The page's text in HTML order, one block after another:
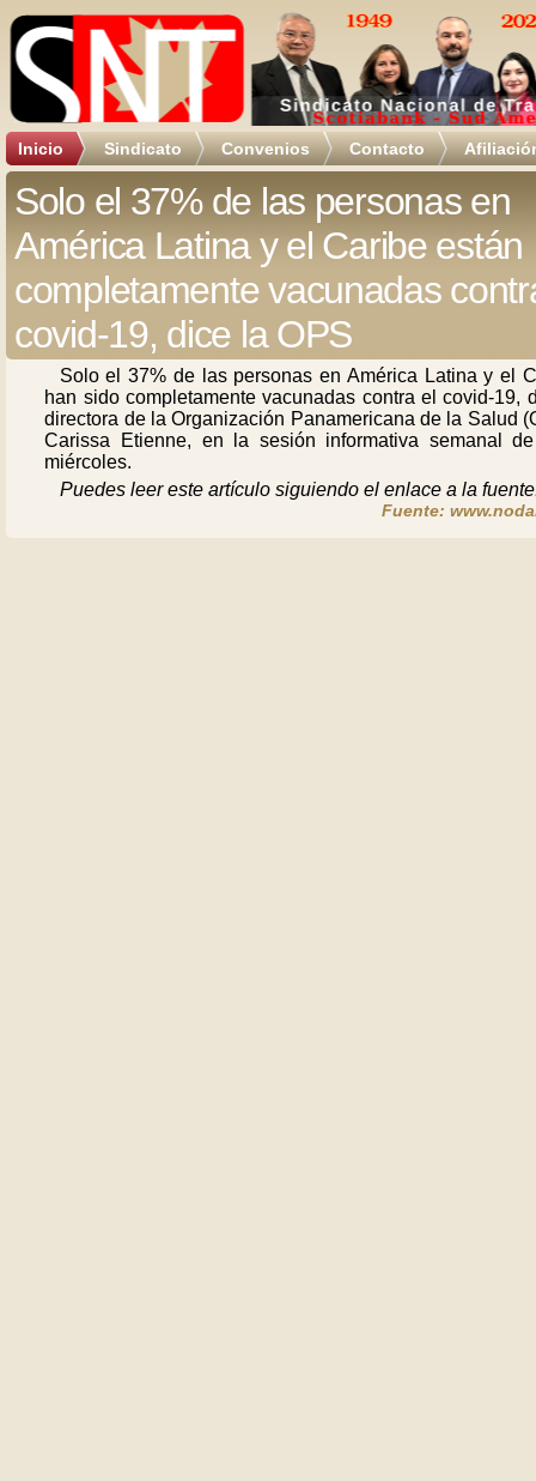
Inicio Sindicato Convenios Contacto
Solo el 37% de las personas en
América Latina y el Caribe están
completamente vacunadas
covid-19, dice la OPS
Solo el 37% de las personas en América Latina y el
han sido completamente vacunadas contra el covid-19,
directora de la Organización Panamericana de la Salud
Carissa Etienne, en la sesión informativa semanal
miércoles.
Puedes leer este artículo siguiendo el enlace a la
Fuente: